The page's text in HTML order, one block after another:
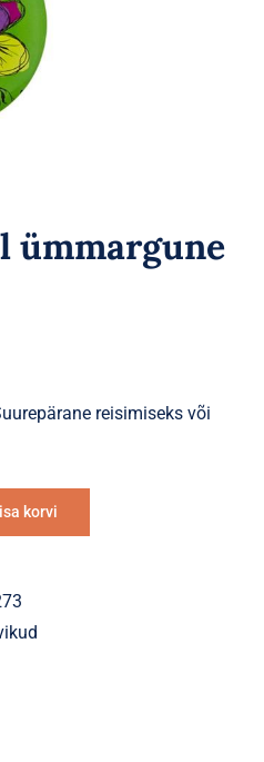
ümmargune
reisimiseks või
korvi